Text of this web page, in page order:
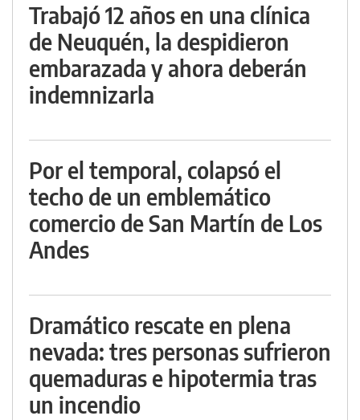
Trabajó 12 años en una clínica
de Neuquén, la despidieron
embarazada y ahora deberán
indemnizarla
Por el temporal, colapsó el
techo de un emblemático
comercio de San Martín de Los
Andes
Dramático rescate en plena
nevada: tres personas sufrieron
quemaduras e hipotermia tras
un incendio